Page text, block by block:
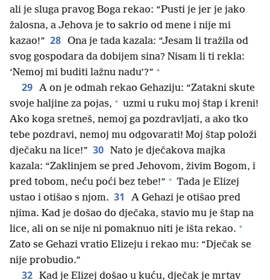
ali je sluga pravog Boga rekao: “Pusti je jer je jako
žalosna, a Jehova je to sakrio od mene i nije mi
kazao!” 28 Ona je tada kazala: “Jesam li tražila od
svog gospodara da dobijem sina? Nisam li ti rekla:
‘Nemoj mi buditi lažnu nadu’?” +
29 A on je odmah rekao Gehaziju: “Zatakni skute
svoje haljine za pojas, + uzmi u ruku moj štap i kreni!
Ako koga sretneš, nemoj ga pozdravljati, a ako tko
tebe pozdravi, nemoj mu odgovarati! Moj štap položi
dječaku na lice!” 30 Nato je dječakova majka
kazala: “Zaklinjem se pred Jehovom, živim Bogom, i
pred tobom, neću poći bez tebe!” + Tada je Elizej
ustao i otišao s njom. 31
A Gehazi je otišao pred
njima. Kad je došao do dječaka, stavio mu je štap na
lice, ali on se nije ni pomaknuo niti je išta rekao. +
Zato se Gehazi vratio Elizeju i rekao mu: “Dječak se
nije probudio.”
32 Kad je Elizej došao u kuću, dječak je mrtav